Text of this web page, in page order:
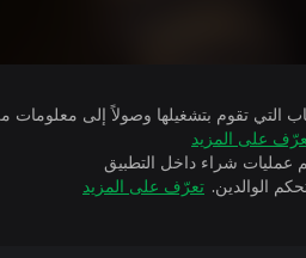
على المزيد
عمليات شراء داخل التطبيق
الوالدين. تعرّف على المزيد